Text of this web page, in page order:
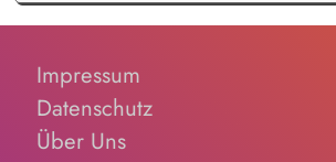
Impressum
Datenschutz
Über Uns